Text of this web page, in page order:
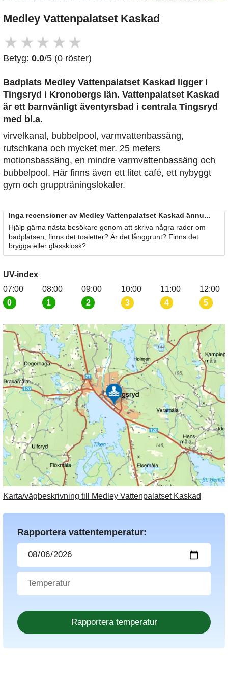
Medley Vattenpalatset Kaskad
★ ★ ★ ★ ★
Betyg: 0.0/5 (0 röster)
Badplats Medley Vattenpalatset Kaskad
ligger i
Tingsryd i Kronobergs län. Vattenpalatset Kaskad
är ett barnvänligt äventyrsbad i centrala Tingsryd
med bl.a.
virvelkanal, bubbelpool, varmvattenbassäng,
rutschkana och mycket mer. 25 meters
motionsbassäng, en mindre varmvattenbassäng och
bubbelpool. Här finns även ett litet café, ett nybyggt
gym och gruppträningslokaler.
Inga recensioner av Medley Vattenpalatset Kaskad ännu...
Hjälp gärna nästa besökare genom att skriva några rader om
badplatsen, finns det toaletter? Är det långgrunt? Finns det
brygga eller glasskiosk?
UV-index
07:00
0
08:00
1
09:00
2
10:00
3
11:00
4
12:00
5
Karta/vägbeskrivning till Medley Vattenpalatset Kaskad
Rapportera vattentemperatur: